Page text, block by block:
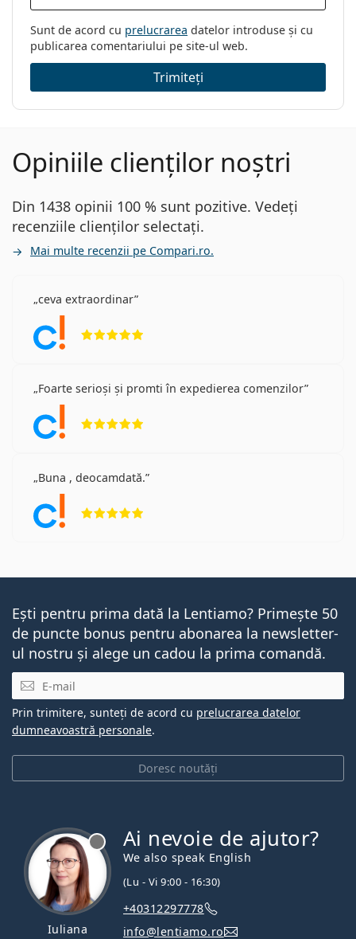
Sunt de acord cu prelucrarea datelor introduse și cu
publicarea comentariului pe site-ul web.
Trimiteți
Opiniile clienților noștri
Din 1438 opinii 100 % sunt pozitive. Vedeți
recenziile clienților selectați.
Mai multe recenzii pe Compari.ro.
ceva extraordinar
Foarte serioși și promti în expedierea comenzilor
Buna , deocamdată.
Ești pentru prima dată la Lentiamo? Primește 50
de puncte bonus pentru abonarea la newsletter-
ul nostru și alege un cadou la prima comandă.
E-mail
Doresc noutăți
Prin trimitere, sunteți de acord cu prelucrarea datelor
dumneavoastră personale.
Iuliana
Ai nevoie de ajutor?
We also speak English
(Lu - Vi 9:00 - 16:30)
+40312297778
info@lentiamo.ro